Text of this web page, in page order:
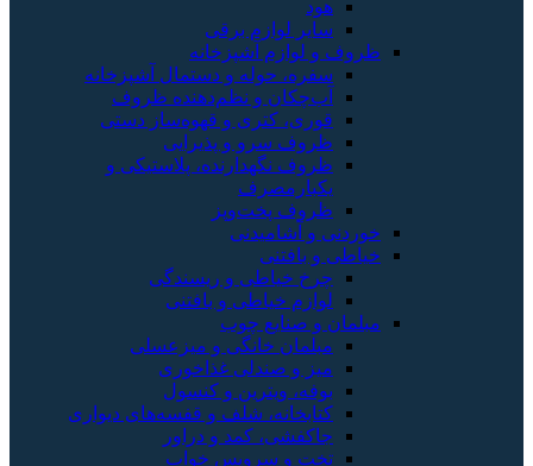
هود
سایر لوازم برقی
ظروف و لوازم آشپزخانه
سفره، حوله و دستمال آشپزخانه
آب‌چکان و نظم‌دهنده ظروف
قوری، کتری و قهوه‌ساز دستی
ظروف سرو و پذیرایی
ظروف نگهدارنده، پلاستیکی و
یکبارمصرف
ظروف پخت‌وپز
خوردنی و آشامیدنی
خیاطی و بافتنی
چرخ خیاطی و ریسندگی
لوازم خیاطی و بافتنی
مبلمان و صنایع چوب
مبلمان خانگی و میزعسلی
میز و صندلی غذاخوری
بوفه، ویترین و کنسول
کتابخانه، شلف و قفسه‌های دیواری
جاکفشی، کمد و دراور
تخت و سرویس خواب